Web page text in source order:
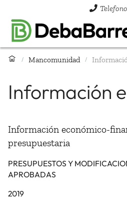
/ Mancomunidad /
Información
Información económico-
presupuestaria
PRESUPUESTOS Y
APROBADAS
2019